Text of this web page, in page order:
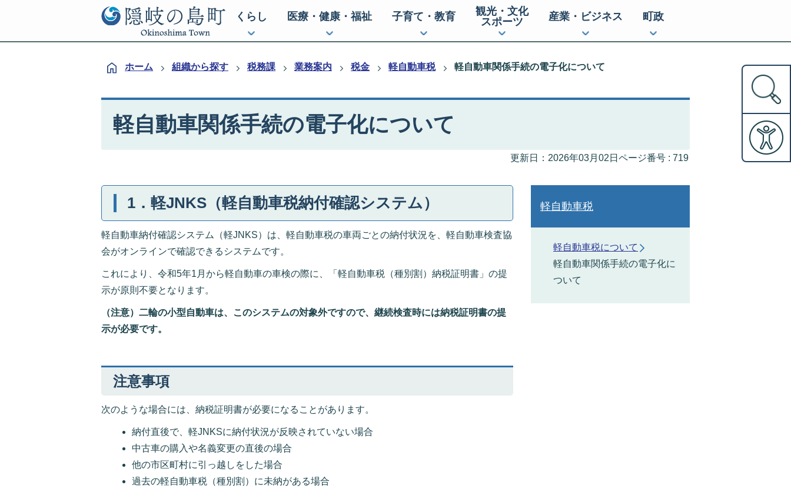
くらし 医療・健康・福祉 子育て・教育
観光・文化
スポーツ
産業・ビジネス 町政
ホーム 組織から探す 税務課 業務案内 税金 軽自動車税 軽自動車関係手続の電子化について
軽自動車関係手続の電子化について
更新日：2026年03月02日 ページ番号 : 719
1．軽JNKS（軽自動車税納付確認システム）
軽自動車納付確認システム（軽JNKS）は、軽自動車税の車両ごとの納付状況を、軽自動車検査協
会がオンラインで確認できるシステムです。
これにより、令和5年1月から軽自動車の車検の際に、「軽自動車税（種別割）納税証明書」の提
示が原則不要となります。
（注意）二輪の小型自動車は、このシステムの対象外ですので、継続検査時には納税証明書の提
示が必要です。
注意事項
次のような場合には、納税証明書が必要になることがあります。
納付直後で、軽JNKSに納付状況が反映されていない場合
中古車の購入や名義変更の直後の場合
他の市区町村に引っ越しをした場合
過去の軽自動車税（種別割）に未納がある場合
軽自動車税
軽自動車税について
軽自動車関係手続の電子化に
ついて